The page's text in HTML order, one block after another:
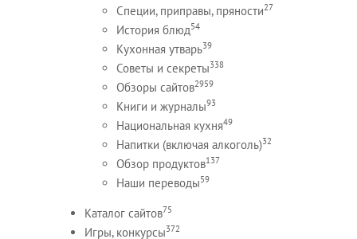
Специи, приправы, пряности27
История блюд54
Кухонная утварь39
Советы и секреты338
Обзоры сайтов2959
Книги и журналы93
Национальная кухня49
Напитки (включая алкоголь)32
Обзор продуктов137
Наши переводы59
Каталог сайтов75
Игры, конкурсы372